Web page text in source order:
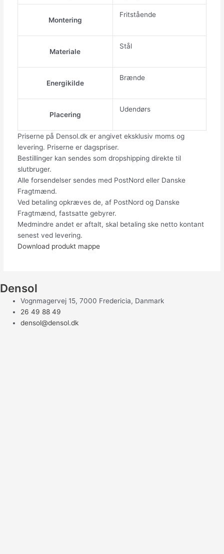
Montering
Fritstående
Materiale
Stål
Energikilde
Brænde
Placering
Udendørs
Priserne på Densol.dk er angivet eksklusiv moms og
levering. Priserne er dagspriser.
Bestillinger kan sendes som dropshipping direkte til
slutbruger.
Alle forsendelser sendes med PostNord eller Danske
Fragtmænd.
Ved betaling opkræves de, af PostNord og Danske
Fragtmænd, fastsatte gebyrer.
Medmindre andet er aftalt, skal betaling ske netto kontant
senest ved levering.
Download produkt mappe
Densol
Vognmagervej 15, 7000 Fredericia, Danmark
26 49 88 49
densol@densol.dk